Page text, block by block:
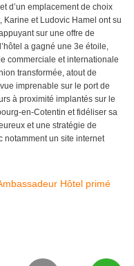
d’un emplacement de choix
et Ludovic Hamel ont su
sur une offre de
a gagné une 3e étoile,
commerciale et internationale
transformée, atout de
imprenable sur le port de
à proximité implantés sur le
en-Cotentin et fidéliser sa
et une stratégie de
notamment un site internet